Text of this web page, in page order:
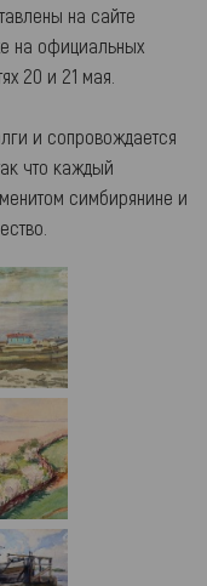
на сайте
на официальных
20 и 21 мая.
и сопровождается
что каждый
симбирянине и